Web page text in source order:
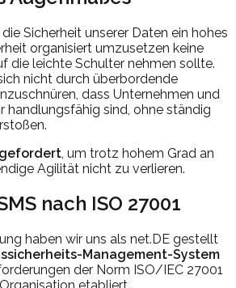
Sicherheit unserer Daten ein hohes
organisiert umzusetzen keine
die leichte Schulter nehmen sollte.
nicht durch überbordende
dass Unternehmen und
handlungsfähig sind, ohne ständig
, um trotz hohem Grad an
Agilität nicht zu verlieren.
nach ISO 27001
haben wir uns als net.DE gestellt
Management-System
der Norm ISO/IEC 27001